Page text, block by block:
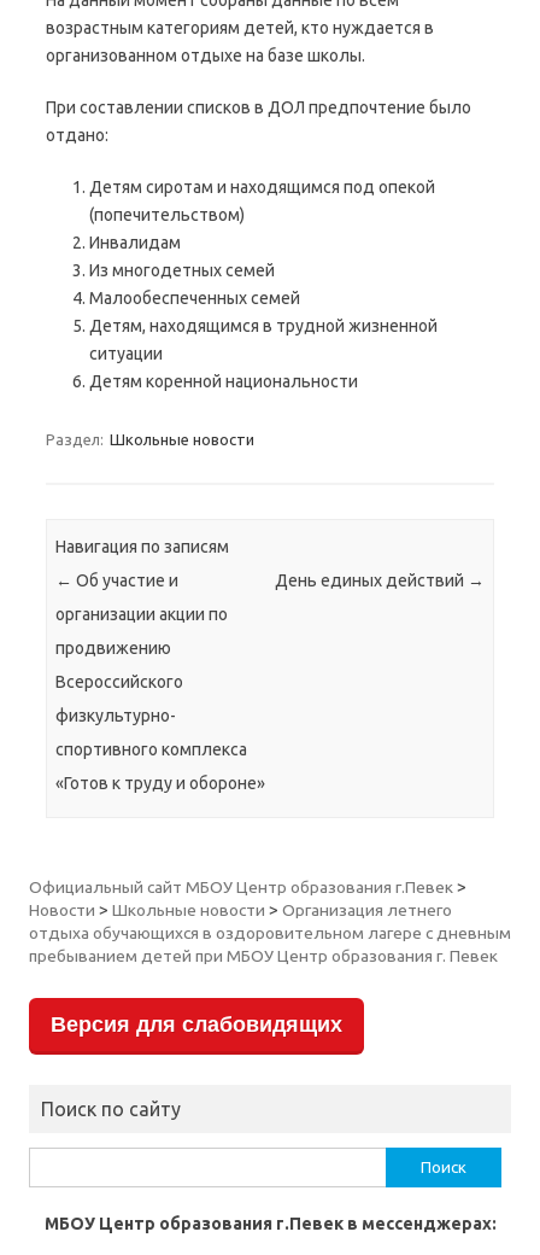
возрастным категориям детей, кто нуждается в
организованном отдыхе на базе школы.
При составлении списков в ДОЛ предпочтение было
отдано:
Детям сиротам и находящимся под опекой
(попечительством)
Инвалидам
Из многодетных семей
Малообеспеченных семей
Детям, находящимся в трудной жизненной
ситуации
Детям коренной национальности
Раздел: Школьные новости
Навигация по записям
← Об участие и
организации акции по
продвижению
Всероссийского
физкультурно-
спортивного комплекса
«Готов к труду и обороне»
День единых действий →
Официальный сайт МБОУ Центр образования г.Певек>
Новости > Школьные новости > Организация летнего
отдыха обучающихся в оздоровительном лагере с дневным
пребыванием детей при МБОУ Центр образования г. Певек
Версия для слабовидящих
Поиск по сайту
МБОУ Центр образования г.Певек в мессенджерах: